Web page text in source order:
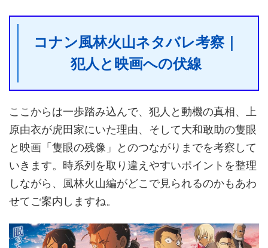
コナン風林火山ネタバレ考察｜
犯人と映画への伏線
ここからは一歩踏み込んで、犯人と動機の真相、上
原由衣が虎田家にいた理由、そして大和敢助の隻眼
と映画「隻眼の残像」とのつながりまでを考察して
いきます。時系列を取り違えやすいポイントを整理
しながら、風林火山編がどこで見られるのかもあわ
せてご案内しますね。